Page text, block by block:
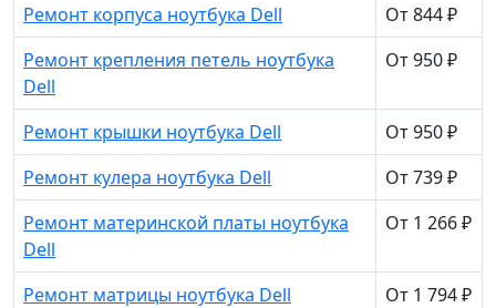
Ремонт корпуса ноутбука Dell
От 844 ₽
Ремонт крепления петель ноутбука
Dell
От 950 ₽
Ремонт крышки ноутбука Dell
От 950 ₽
Ремонт кулера ноутбука Dell
От 739 ₽
Ремонт материнской платы ноутбука
Dell
От 1 266 ₽
Ремонт матрицы ноутбука Dell
От 1 794 ₽